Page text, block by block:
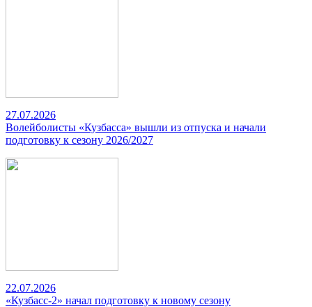
27.07.2026
Волейболисты «Кузбасса» вышли из отпуска и начали
подготовку к сезону 2026/2027
22.07.2026
«Кузбасс-2» начал подготовку к новому сезону